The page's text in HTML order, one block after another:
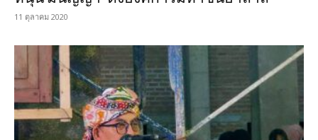
11 ตุลาคม 2020